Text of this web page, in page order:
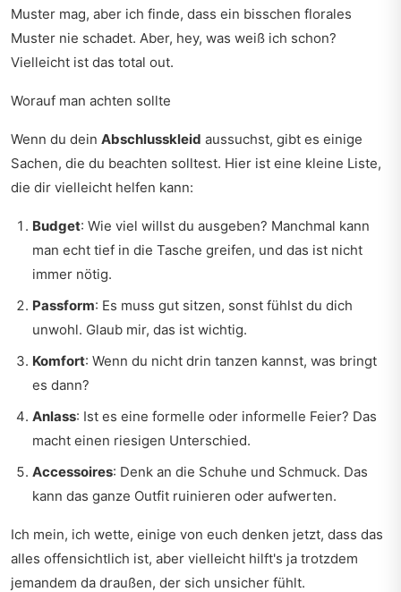
Muster mag, aber ich finde, dass ein bisschen florales
Muster nie schadet. Aber, hey, was weiß ich schon?
Vielleicht ist das total out.
Worauf man achten sollte
Wenn du dein Abschlusskleid aussuchst, gibt es einige
Sachen, die du beachten solltest. Hier ist eine kleine Liste,
die dir vielleicht helfen kann:
Budget: Wie viel willst du ausgeben? Manchmal kann
man echt tief in die Tasche greifen, und das ist nicht
immer nötig.
Passform: Es muss gut sitzen, sonst fühlst du dich
unwohl. Glaub mir, das ist wichtig.
Komfort: Wenn du nicht drin tanzen kannst, was bringt
es dann?
Anlass: Ist es eine formelle oder informelle Feier? Das
macht einen riesigen Unterschied.
Accessoires: Denk an die Schuhe und Schmuck. Das
kann das ganze Outfit ruinieren oder aufwerten.
Ich mein, ich wette, einige von euch denken jetzt, dass das
alles offensichtlich ist, aber vielleicht hilft's ja trotzdem
jemandem da draußen, der sich unsicher fühlt.